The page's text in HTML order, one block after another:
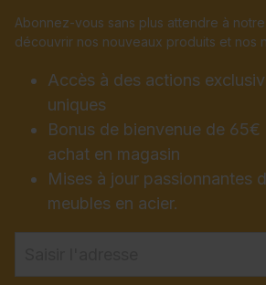
Abonnez-vous sans plus attendre à
découvrir nos nouveaux produits et nos
Accès à des actions
uniques
Bonus de bienvenue de 65€
achat en magasin
Mises à jour passionnantes
meubles en acier.